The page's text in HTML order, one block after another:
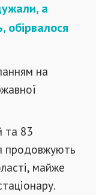
а
на
та 83
продовжують
майже